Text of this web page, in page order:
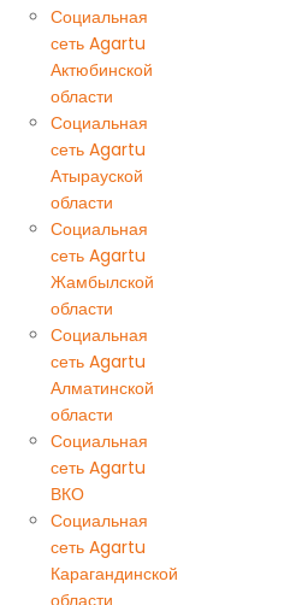
Социальная
сеть Agartu
Актюбинской
области
Социальная
сеть Agartu
Атырауской
области
Социальная
сеть Agartu
Жамбылской
области
Социальная
сеть Agartu
Алматинской
области
Социальная
сеть Agartu
ВКО
Социальная
сеть Agartu
Карагандинской
области